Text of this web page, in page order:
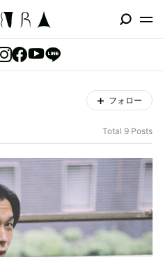
フォロー
Total 9 Posts